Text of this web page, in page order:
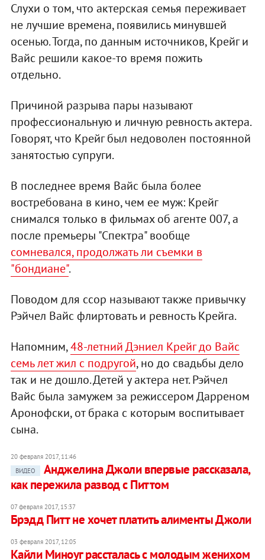
Слухи о том, что актерская семья переживает
не лучшие времена, появились минувшей
осенью. Тогда, по данным источников, Крейг и
Вайс решили какое-то время пожить
отдельно.
Причиной разрыва пары называют
профессиональную и личную ревность актера.
Говорят, что Крейг был недоволен постоянной
занятостью супруги.
В последнее время Вайс была более
востребована в кино, чем ее муж: Крейг
снимался только в фильмах об агенте 007, а
после премьеры "Спектра" вообще
сомневался, продолжать ли съемки в
"бондиане".
Поводом для ссор называют также привычку
Рэйчел Вайс флиртовать и ревность Крейга.
Напомним,48-летний Дэниел Крейг до Вайс
семь лет жил с подругой, но до свадьбы дело
так и не дошло. Детей у актера нет. Рэйчел
Вайс была замужем за режиссером Дарреном
Аронофски, от брака с которым воспитывает
сына.
20 февраля 2017, 11:46
ВИДЕО
Анджелина Джоли впервые рассказала,
как пережила развод с Питтом
07 февраля 2017, 15:37
Брэдд Питт не хочет платить алименты Джоли
03 февраля 2017, 12:05
Кайли Миноуг рассталась с молодым женихом